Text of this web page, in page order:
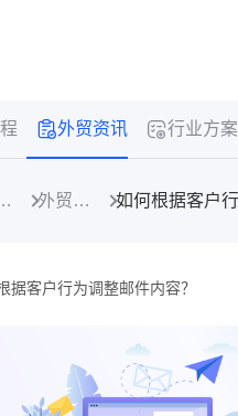
外贸资讯 行业方案
中心 外贸资讯
据客户行为调整邮件内容？